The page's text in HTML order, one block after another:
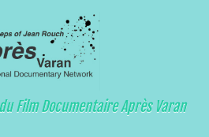
Film Documentaire Après Varan